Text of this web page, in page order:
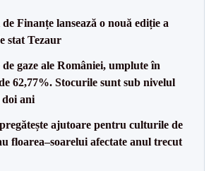
Finanțe lansează o nouă ediție a
stat Tezaur
de gaze ale României, umplute în
62,77%. Stocurile sunt sub nivelul
ani
ajutoare pentru culturile de
floarea–soarelui afectate anul trecut